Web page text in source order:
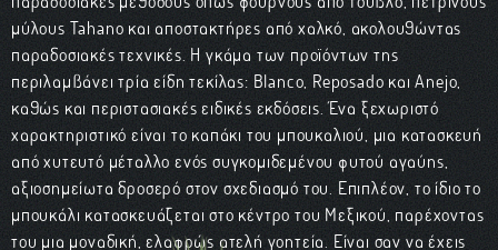
μύλους Tahano και αποστακτήρες από χαλκό, ακολουθώντας
παραδοσιακές τεχνικές. Η γκάμα των προϊόντων της
περιλαμβάνει τρία είδη τεκίλας: Blanco, Reposado και Anejo,
καθώς και περιστασιακές ειδικές εκδόσεις. Ένα ξεχωριστό
χαρακτηριστικό είναι το καπάκι του μπουκαλιού, μια κατασκευή
από χυτευτό μέταλλο ενός συγκομιδεμένου φυτού αγαύης,
αξιοσημείωτα δροσερό στον σχεδιασμό του. Επιπλέον, το ίδιο το
μπουκάλι κατασκευάζεται στο κέντρο του Μεξικού, παρέχοντας
του μια μοναδική, ελαφρώς ατελή γοητεία. Είναι σαν να έχεις